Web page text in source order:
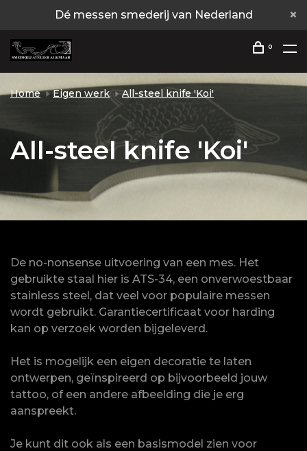
Dé messen smederij van Nederland
0
Home Eigen werk All-steel knife 'Koi'
All-steel knife 'Koi'
De no-nonsense uitvoering van een mes. Het
gebruikte staal hier is ATS-34, een onverwoestbaar
stainless steel, dat veel voor populaire messen
wordt gebruikt. Garantiecertificaat voor harding
kan op verzoek worden bijgeleverd.
Het is mogelijk een eigen decoratie te laten
ontwerpen, geïnspireerd op bijvoorbeeld jouw
tattoo, of een andere afbeelding die je erg
aanspreekt.
Je kunt dit ook als een basismodel zien voor